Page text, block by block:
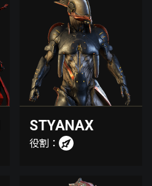
STYANAX
役割：